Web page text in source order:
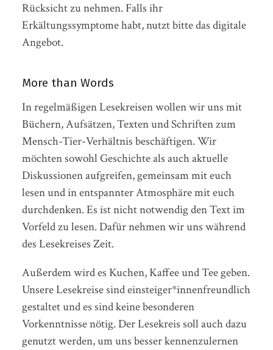
Rücksicht zu nehmen. Falls ihr
Erkältungssymptome habt, nutzt bitte das digitale
Angebot.
More than Words
In regelmäßigen Lesekreisen wollen wir uns mit
Büchern, Aufsätzen, Texten und Schriften zum
Mensch-Tier-Verhältnis beschäftigen. Wir
möchten sowohl Geschichte als auch aktuelle
Diskussionen aufgreifen, gemeinsam mit euch
lesen und in entspannter Atmosphäre mit euch
durchdenken. Es ist nicht notwendig den Text im
Vorfeld zu lesen. Dafür nehmen wir uns während
des Lesekreises Zeit.
Außerdem wird es Kuchen, Kaffee und Tee geben.
Unsere Lesekreise sind einsteiger*innenfreundlich
gestaltet und es sind keine besonderen
Vorkenntnisse nötig. Der Lesekreis soll auch dazu
genutzt werden, um uns besser kennenzulernen